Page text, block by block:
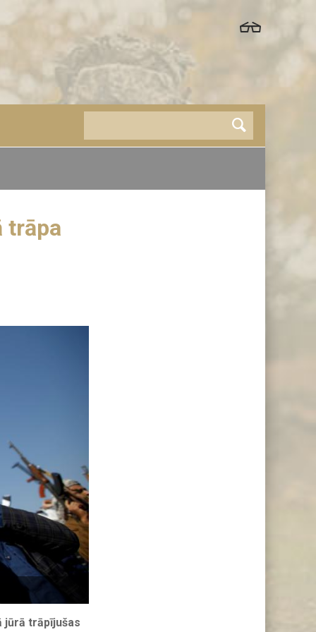
trāpa
jūrā trāpījušas